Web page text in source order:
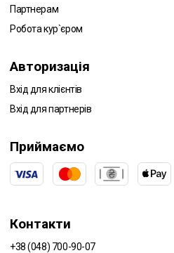
Партнерам
Робота кур`єром
Авторизація
Вхід для клієнтів
Вхід для партнерів
Приймаємо
Контакти
+38 (048) 700-90-07